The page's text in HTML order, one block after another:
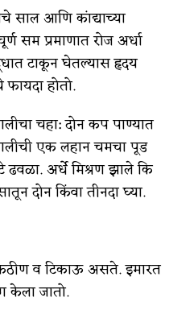
साल आणि कांद्याच्या
सम प्रमाणात रोज अर्धा
टाकून घेतल्यास हृदय
फायदा होतो.
चहा: दोन कप पाण्यात
एक लहान चमचा पूड
ढवळा. अर्धे मिश्रण झाले कि
दोन किंवा तीनदा घ्या.
व टिकाऊ असते. इमारत
केला जातो.